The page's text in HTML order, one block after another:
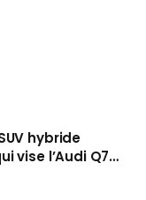
hybride
vise l’Audi Q7